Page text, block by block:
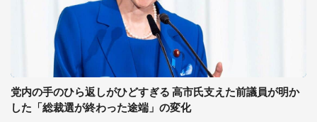
党内の手のひら返しがひどすぎる 高市氏支えた前議員が明か
した「総裁選が終わった途端」の変化